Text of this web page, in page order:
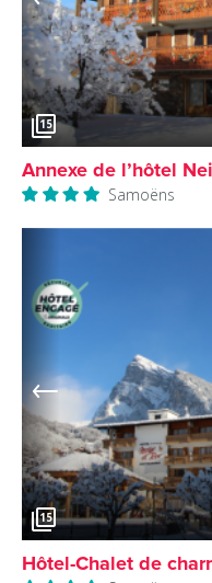
15
Annexe de l’hôtel
Samoëns
15
Hôtel-Chalet de